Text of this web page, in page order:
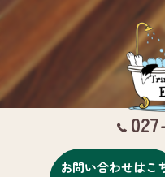
お問い合わせはこ